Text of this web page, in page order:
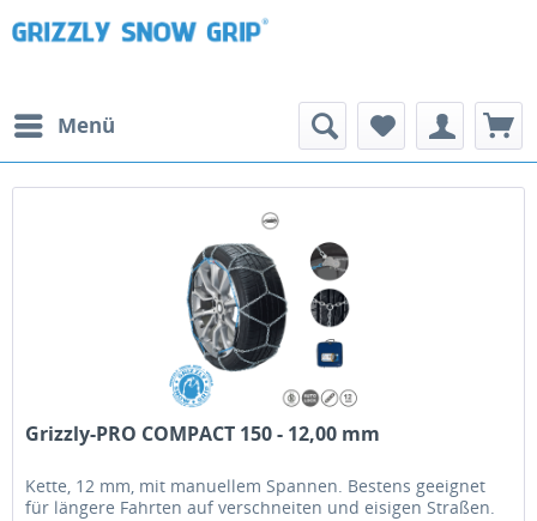
Menü
Grizzly-PRO COMPACT 150 - 12,00 mm
Kette, 12 mm, mit manuellem Spannen. Bestens geeignet
für längere Fahrten auf verschneiten und eisigen Straßen.